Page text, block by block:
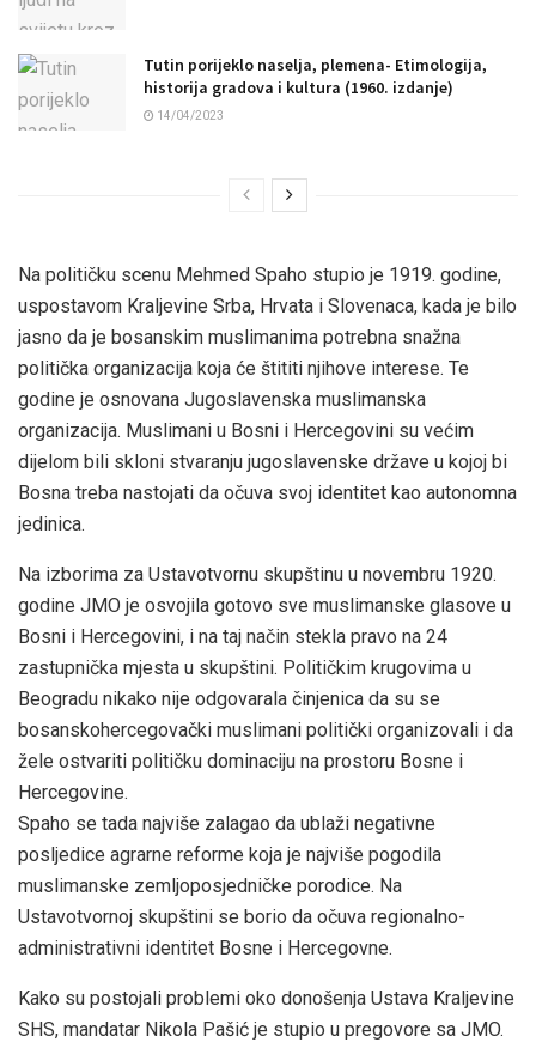
Tutin porijeklo naselja, plemena- Etimologija,
historija gradova i kultura (1960. izdanje)
14/04/2023
Na političku scenu Mehmed Spaho stupio je 1919. godine,
uspostavom Kraljevine Srba, Hrvata i Slovenaca, kada je bilo
jasno da je bosanskim muslimanima potrebna snažna
politička organizacija koja će štititi njihove interese. Te
godine je osnovana Jugoslavenska muslimanska
organizacija. Muslimani u Bosni i Hercegovini su većim
dijelom bili skloni stvaranju jugoslavenske države u kojoj bi
Bosna treba nastojati da očuva svoj identitet kao autonomna
jedinica.
Na izborima za Ustavotvornu skupštinu u novembru 1920.
godine JMO je osvojila gotovo sve muslimanske glasove u
Bosni i Hercegovini, i na taj način stekla pravo na 24
zastupnička mjesta u skupštini. Političkim krugovima u
Beogradu nikako nije odgovarala činjenica da su se
bosanskohercegovački muslimani politički organizovali i da
žele ostvariti političku dominaciju na prostoru Bosne i
Hercegovine.
Spaho se tada najviše zalagao da ublaži negativne
posljedice agrarne reforme koja je najviše pogodila
muslimanske zemljoposjedničke porodice. Na
Ustavotvornoj skupštini se borio da očuva regionalno-
administrativni identitet Bosne i Hercegovne.
Kako su postojali problemi oko donošenja Ustava Kraljevine
SHS, mandatar Nikola Pašić je stupio u pregovore sa JMO.